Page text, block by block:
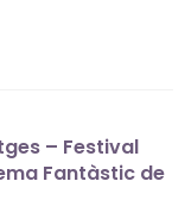
– Festival
Fantàstic de